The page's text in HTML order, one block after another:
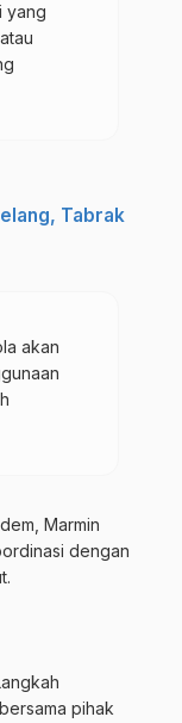
yang
Tabrak
akan
Marmin
dengan
pihak